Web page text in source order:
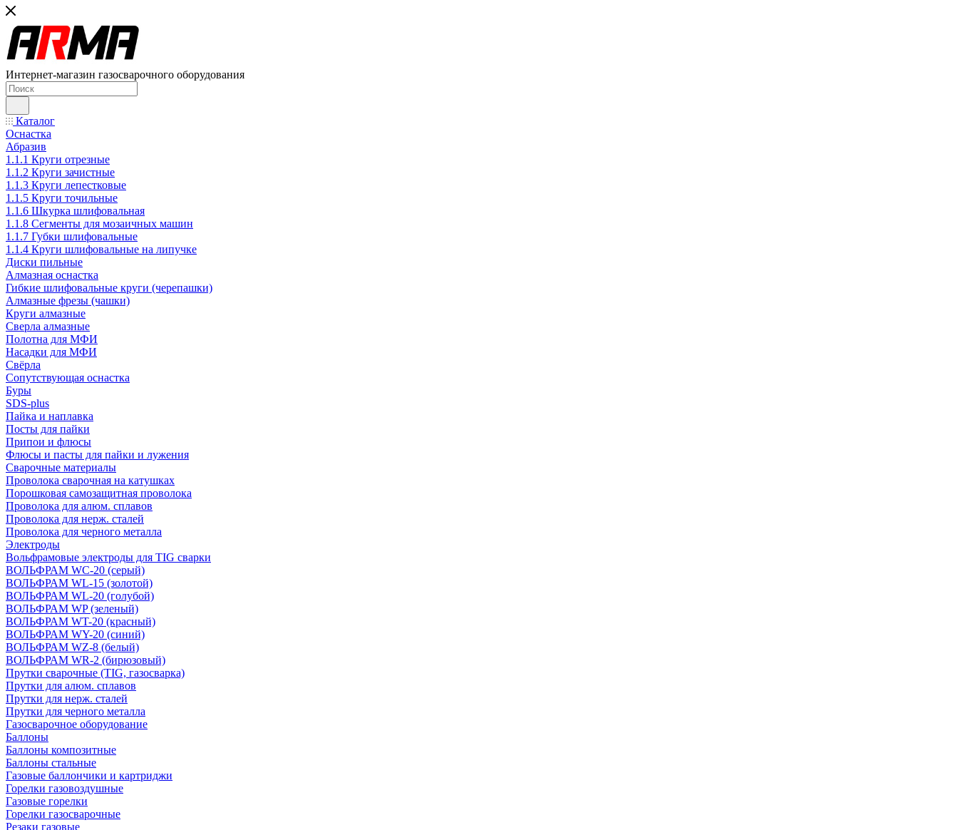
Интернет-магазин газосварочного оборудования
Каталог
Оснастка
Абразив
1.1.1 Круги отрезные
1.1.2 Круги зачистные
1.1.3 Круги лепестковые
1.1.5 Круги точильные
1.1.6 Шкурка шлифовальная
1.1.8 Сегменты для мозаичных машин
1.1.7 Губки шлифовальные
1.1.4 Круги шлифовальные на липучке
Диски пильные
Алмазная оснастка
Гибкие шлифовальные круги (черепашки)
Алмазные фрезы (чашки)
Круги алмазные
Сверла алмазные
Полотна для МФИ
Насадки для МФИ
Свёрла
Сопутствующая оснастка
Буры
SDS-plus
Пайка и наплавка
Посты для пайки
Припои и флюсы
Флюсы и пасты для пайки и лужения
Сварочные материалы
Проволока сварочная на катушках
Порошковая самозащитная проволока
Проволока для алюм. сплавов
Проволока для нерж. сталей
Проволока для черного металла
Электроды
Вольфрамовые электроды для TIG сварки
ВОЛЬФРАМ WC-20 (серый)
ВОЛЬФРАМ WL-15 (золотой)
ВОЛЬФРАМ WL-20 (голубой)
ВОЛЬФРАМ WP (зеленый)
ВОЛЬФРАМ WT-20 (красный)
ВОЛЬФРАМ WY-20 (синий)
ВОЛЬФРАМ WZ-8 (белый)
ВОЛЬФРАМ WR-2 (бирюзовый)
Прутки сварочные (TIG, газосварка)
Прутки для алюм. сплавов
Прутки для нерж. сталей
Прутки для черного металла
Газосварочное оборудование
Баллоны
Баллоны композитные
Баллоны стальные
Газовые баллончики и картриджи
Горелки газовоздушные
Газовые горелки
Горелки газосварочные
Резаки газовые